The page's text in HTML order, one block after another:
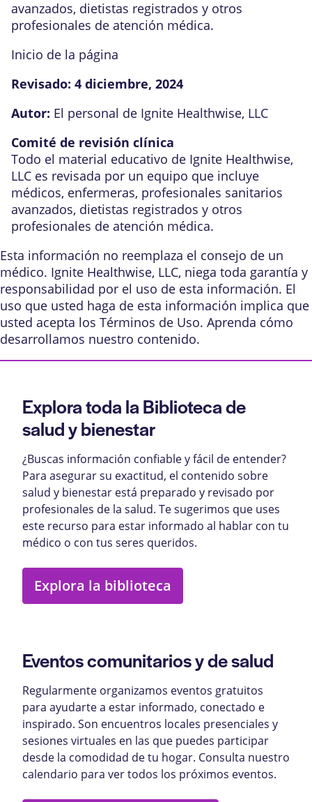
avanzados, dietistas registrados y otros
profesionales de atención médica.
Inicio de la página
Revisado: 4 diciembre, 2024
Autor: El personal de Ignite Healthwise, LLC
Comité de revisión clínica
Todo el material educativo de Ignite Healthwise,
LLC es revisada por un equipo que incluye
médicos, enfermeras, profesionales sanitarios
avanzados, dietistas registrados y otros
profesionales de atención médica.
Esta información no reemplaza el consejo de un
médico. Ignite Healthwise, LLC, niega toda garantía y
responsabilidad por el uso de esta información. El
uso que usted haga de esta información implica que
usted acepta los Términos de Uso. Aprenda cómo
desarrollamos nuestro contenido.
Explora toda la Biblioteca de
salud y bienestar
¿Buscas información confiable y fácil de entender?
Para asegurar su exactitud, el contenido sobre
salud y bienestar está preparado y revisado por
profesionales de la salud. Te sugerimos que uses
este recurso para estar informado al hablar con tu
médico o con tus seres queridos.
Explora la biblioteca
Eventos comunitarios y de salud
Regularmente organizamos eventos gratuitos
para ayudarte a estar informado, conectado e
inspirado. Son encuentros locales presenciales y
sesiones virtuales en las que puedes participar
desde la comodidad de tu hogar. Consulta nuestro
calendario para ver todos los próximos eventos.